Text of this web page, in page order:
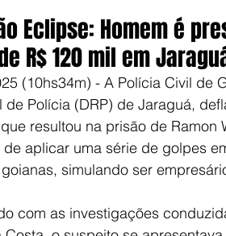
Eclipse: Homem é
R$ 120 mil em
(10hs34m) - A Polícia Civil de
de Polícia (DRP) de Jaraguá,
resultou na prisão de Ramon
de aplicar uma série de golpes
simulando ser
com as investigações